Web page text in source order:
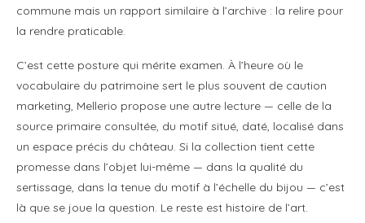
commune mais un rapport similaire à l’archive : la relire pour
la rendre praticable.
C’est cette posture qui mérite examen. À l’heure où le
vocabulaire du patrimoine sert le plus souvent de caution
marketing, Mellerio propose une autre lecture — celle de la
source primaire consultée, du motif situé, daté, localisé dans
un espace précis du château. Si la collection tient cette
promesse dans l’objet lui-même — dans la qualité du
sertissage, dans la tenue du motif à l’échelle du bijou — c’est
là que se joue la question. Le reste est histoire de l’art.